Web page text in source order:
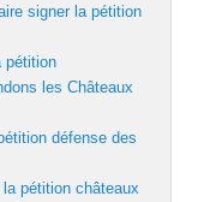
signer la pétition
pétition
les Châteaux
défense des
la pétition châteaux